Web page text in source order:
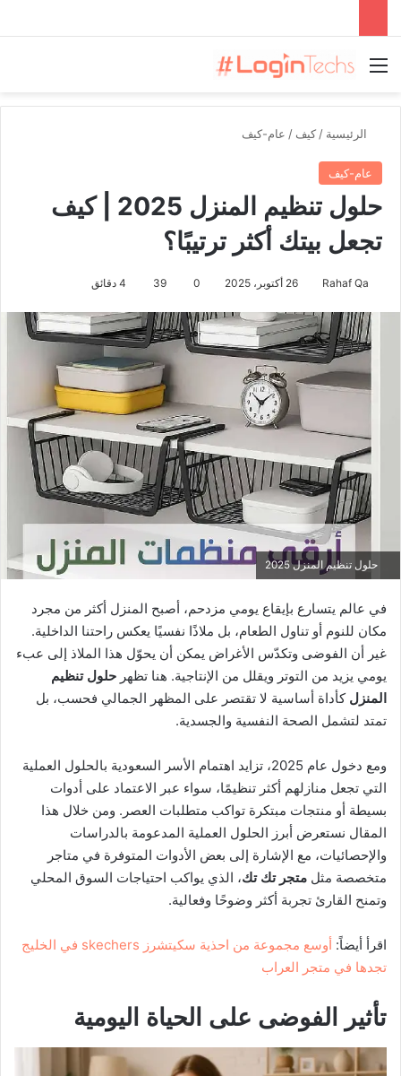
القائمة
الرئيسية /كيف / عام-كيف
عام-كيف
حلول تنظيم المنزل 2025 | كيف
تجعل بيتك أكثر ترتيبًا؟
Rahaf Qa 26 أكتوبر، 2025 0
39
حلول تنظيم المنزل 2025
في عالم يتسارع بإيقاع يومي مزدحم، أصبح المنزل أكثر من مجرد
مكان للنوم أو تناول الطعام، بل ملاذًا نفسيًا يعكس راحتنا الداخلية.
غير أن الفوضى وتكدّس الأغراض يمكن أن يحوّل هذا الملاذ إلى عبء
يومي يزيد من التوتر ويقلل من الإنتاجية. هنا تظهر حلول تنظيم
المنزل كأداة أساسية لا تقتصر على المظهر الجمالي فحسب، بل
تمتد لتشمل الصحة النفسية والجسدية.
ومع دخول عام 2025، تزايد اهتمام الأسر السعودية بالحلول العملية
التي تجعل منازلهم أكثر تنظيمًا، سواء عبر الاعتماد على أدوات
بسيطة أو منتجات مبتكرة تواكب متطلبات العصر. ومن خلال هذا
المقال نستعرض أبرز الحلول العملية المدعومة بالدراسات
والإحصائيات، مع الإشارة إلى بعض الأدوات المتوفرة في متاجر
متخصصة مثل متجر تك تك، الذي يواكب احتياجات السوق المحلي
وتمنح القارئ تجربة أكثر وضوحًا وفعالية.
اقرأ أيضاً:
أوسع مجموعة من احذية سكيتشرز skechers في الخليج
تجدها في متجر العراب
تأثير الفوضى على الحياة اليومية